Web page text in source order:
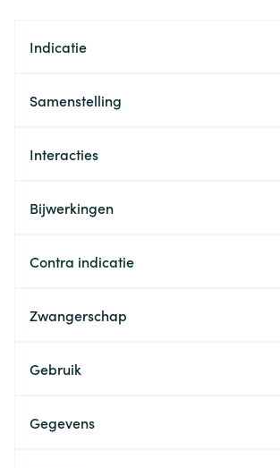
Indicatie
Samenstelling
Interacties
Bijwerkingen
Contra indicatie
Zwangerschap
Gebruik
Gegevens